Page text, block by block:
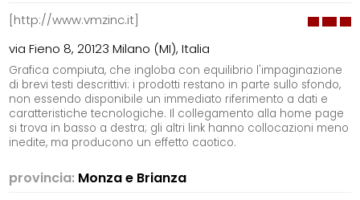
[http://www.vmzinc.it]
via Fieno 8, 20123 Milano (MI), Italia
Grafica compiuta, che ingloba con equilibrio l'impaginazione
di brevi testi descrittivi: i prodotti restano in parte sullo sfondo,
non essendo disponibile un immediato riferimento a dati e
caratteristiche tecnologiche. Il collegamento alla home page
si trova in basso a destra; gli altri link hanno collocazioni meno
inedite, ma producono un effetto caotico.
provincia: Monza e Brianza